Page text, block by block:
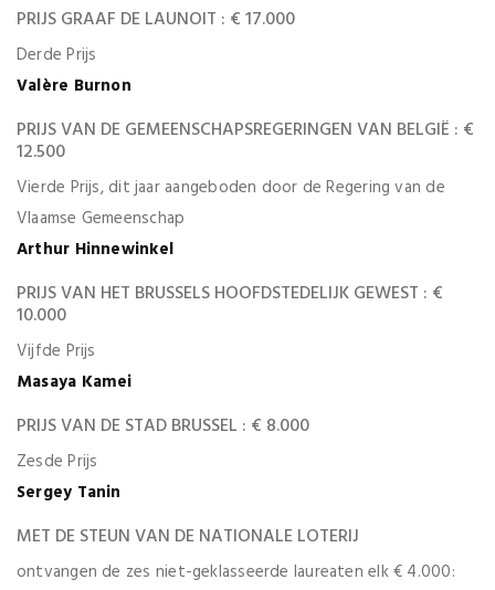
PRIJS GRAAF DE LAUNOIT : € 17.000
Derde Prijs
Valère Burnon
PRIJS VAN DE GEMEENSCHAPSREGERINGEN VAN BELGIË : €
12.500
Vierde Prijs, dit jaar aangeboden door de Regering van de
Vlaamse Gemeenschap
Arthur Hinnewinkel
PRIJS VAN HET BRUSSELS HOOFDSTEDELIJK GEWEST : €
10.000
Vijfde Prijs
Masaya Kamei
PRIJS VAN DE STAD BRUSSEL : € 8.000
Zesde Prijs
Sergey Tanin
MET DE STEUN VAN DE NATIONALE LOTERIJ
ontvangen de zes niet-geklasseerde laureaten elk € 4.000: